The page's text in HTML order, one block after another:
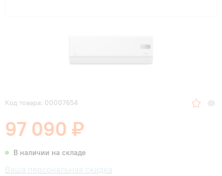
Код товара: 00007654
97 090 ₽
В наличии на складе
Ваша персональная скидка